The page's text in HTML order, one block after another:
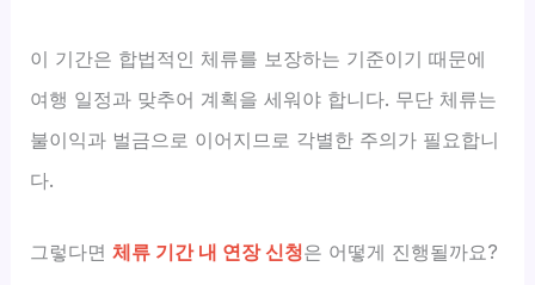
이 기간은 합법적인 체류를 보장하는 기준이기 때문에
여행 일정과 맞추어 계획을 세워야 합니다. 무단 체류는
불이익과 벌금으로 이어지므로 각별한 주의가 필요합니
다.
그렇다면체류 기간 내 연장 신청은 어떻게 진행될까요?